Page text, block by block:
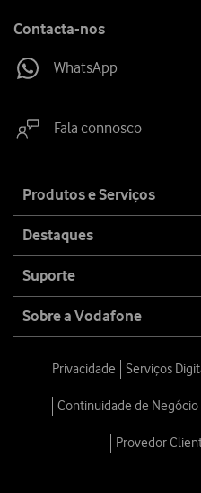
Contacta-nos
WhatsApp
Fala connosco
map
Produtos e Serviços
Destaques
Suporte
Sobre a Vodafone
Privacidade Serviços
Continuidade de Negócio
Provedor